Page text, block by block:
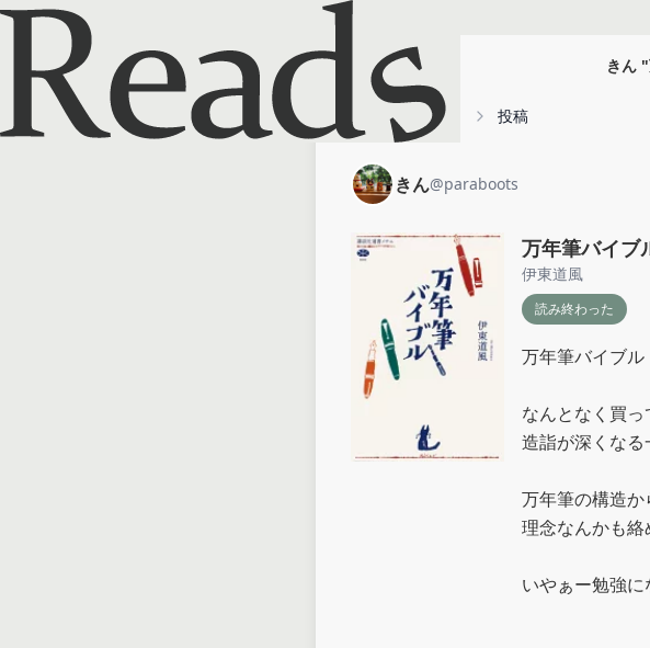
きん "
きん 投稿
きん@paraboots
万年筆バイブ
伊東道風
読み終わった
万年筆バイブル
なんとなく買
造詣が深くなる
万年筆の構造
理念なんかも
いやぁー勉強